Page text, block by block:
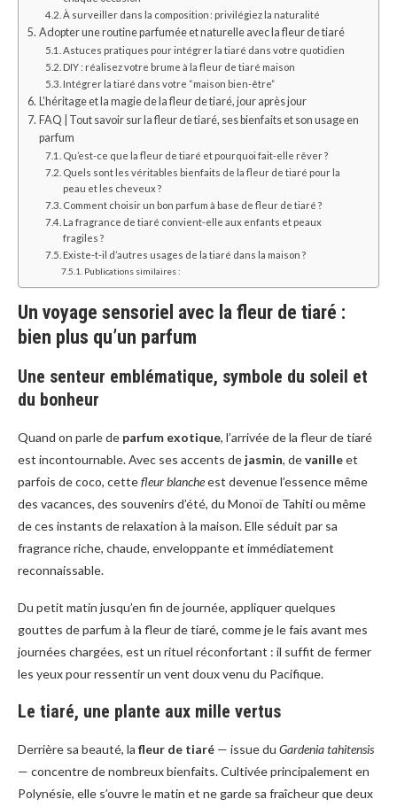
À surveiller dans la composition : privilégiez la naturalité
Adopter une routine parfumée et naturelle avec la fleur de tiaré
Astuces pratiques pour intégrer la tiaré dans votre quotidien
DIY : réalisez votre brume à la fleur de tiaré maison
Intégrer la tiaré dans votre “maison bien-être”
L’héritage et la magie de la fleur de tiaré, jour après jour
FAQ | Tout savoir sur la fleur de tiaré, ses bienfaits et son usage en
parfum
Qu’est-ce que la fleur de tiaré et pourquoi fait-elle rêver ?
Quels sont les véritables bienfaits de la fleur de tiaré pour la
peau et les cheveux ?
Comment choisir un bon parfum à base de fleur de tiaré ?
La fragrance de tiaré convient-elle aux enfants et peaux
fragiles ?
Existe-t-il d’autres usages de la tiaré dans la maison ?
Publications similaires :
Un voyage sensoriel avec la fleur de tiaré :
bien plus qu’un parfum
Une senteur emblématique, symbole du soleil et
du bonheur
Quand on parle de parfum exotique, l’arrivée de la fleur de tiaré
est incontournable. Avec ses accents de jasmin, devanilleet
parfois de coco, cettefleur blancheest devenue l’essence même
des vacances, des souvenirs d’été, du Monoï de Tahiti ou même
de ces instants de relaxation à la maison. Elle séduit par sa
fragrance riche, chaude, enveloppante et immédiatement
reconnaissable.
Du petit matin jusqu’en fin de journée, appliquer quelques
gouttes de parfum à la fleur de tiaré, comme je le fais avant mes
journées chargées, est un rituel réconfortant : il suffit de fermer
les yeux pour ressentir un vent doux venu du Pacifique.
Le tiaré, une plante aux mille vertus
Derrière sa beauté, la fleur de tiaré — issue du Gardenia tahitensis
— concentre de nombreux bienfaits. Cultivée principalement en
Polynésie, elle s’ouvre le matin et ne garde sa fraîcheur que deux